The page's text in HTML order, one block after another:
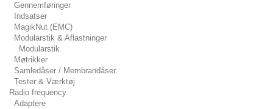
Gennemføringer
Indsatser
MagikNut (EMC)
Modularstik & Aflastninger
Modularstik
Møtrikker
Samledåser / Membrandåser
Tester & Værktøj
Radio frequency
Adaptere